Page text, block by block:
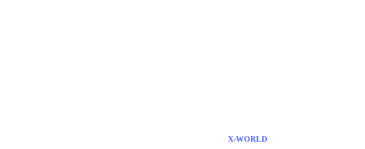
X-WORLD